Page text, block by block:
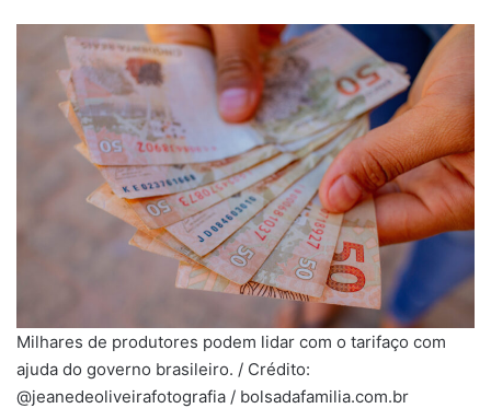
Milhares de produtores podem lidar com o tarifaço com
ajuda do governo brasileiro. / Crédito:
@jeanedeoliveirafotografia / bolsadafamilia.com.br